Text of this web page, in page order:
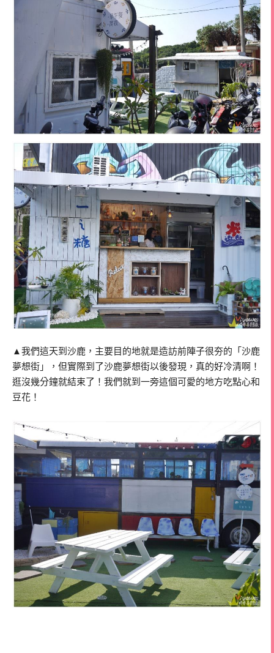
▲我們這天到沙鹿，主要目的地就是造訪前陣子很夯的「沙鹿
夢想街」，但實際到了沙鹿夢想街以後發現，真的好冷清啊！
逛沒幾分鐘就結束了！我們就到一旁這個可愛的地方吃點心和
豆花！